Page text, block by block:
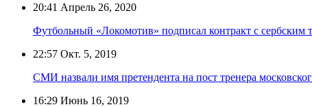
20:41 Апрель 26, 2020
Футбольный «Локомотив» подписал контракт с
22:57 Окт. 5, 2019
СМИ назвали имя претендента на пост тренера
16:29 Июнь 16, 2019